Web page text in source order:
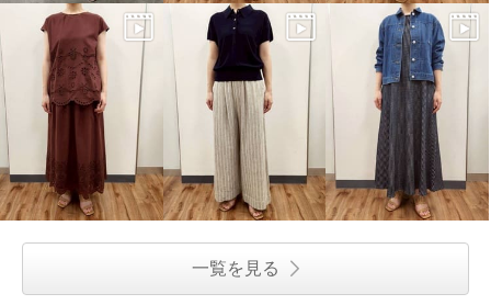
一覧を見る